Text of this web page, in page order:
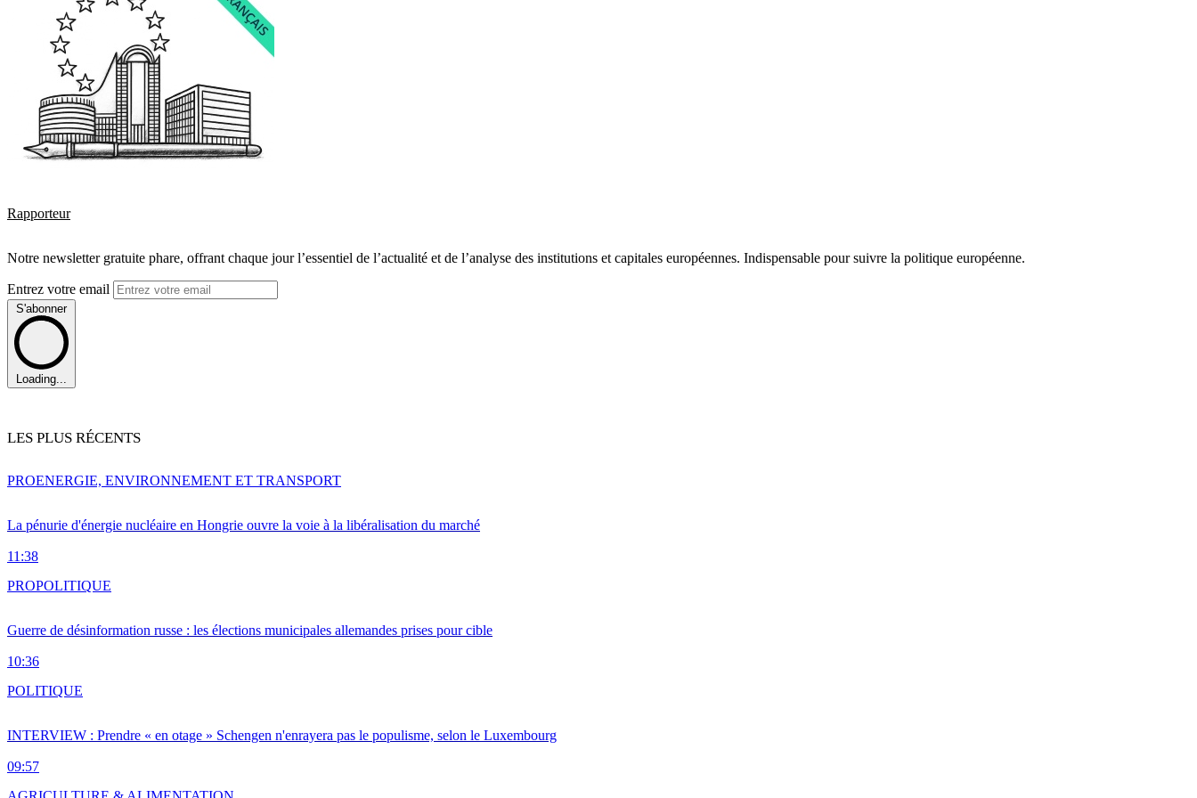
Rapporteur
Notre newsletter gratuite phare, offrant chaque jour l’essentiel de l’actualité et de l’analyse des institutions et capitales européennes. Indispensable pour suivre la politique européenne.
Entrez votre email
S'abonner
Loading...
LES PLUS RÉCENTS
La pénurie d'énergie nucléaire en Hongrie ouvre la voie à la libéralisation du marché
11:38
PROENERGIE, ENVIRONNEMENT ET TRANSPORT
Guerre de désinformation russe : les élections municipales allemandes prises pour cible
10:36
PROPOLITIQUE
INTERVIEW : Prendre « en otage » Schengen n'enrayera pas le populisme, selon le Luxembourg
09:57
POLITIQUE